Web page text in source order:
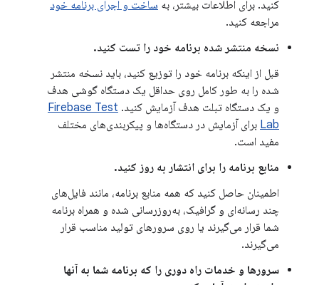
کنید. برای اطلاعات بیشتر، به ساخت و اجرای برنامه خود
مراجعه کنید.
نسخه منتشر شده برنامه خود را تست کنید.
قبل از اینکه برنامه خود را توزیع کنید، باید نسخه منتشر
شده را به طور کامل روی حداقل یک دستگاه گوشی هدف
و یک دستگاه تبلت هدف آزمایش کنید. Firebase Test
Lab برای آزمایش در دستگاه‌ها و پیکربندی‌های مختلف
مفید است.
منابع برنامه را برای انتشار به روز کنید.
اطمینان حاصل کنید که همه منابع برنامه، مانند فایل‌های
چند رسانه‌ای و گرافیک، به‌روزرسانی شده و همراه برنامه
شما قرار می‌گیرند یا روی سرورهای تولید مناسب قرار
می‌گیرند.
سرورها و خدمات راه دوری را که برنامه شما به آنها